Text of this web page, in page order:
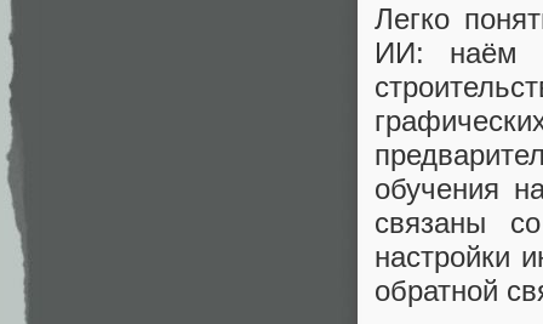
Легко
ИИ: наём
обучения
связаны
настройки
обратной